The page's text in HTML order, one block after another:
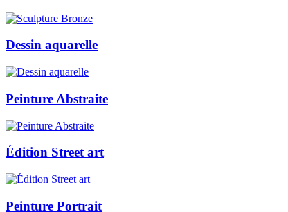
Dessin aquarelle
Peinture Abstraite
Édition Street art
Peinture Portrait